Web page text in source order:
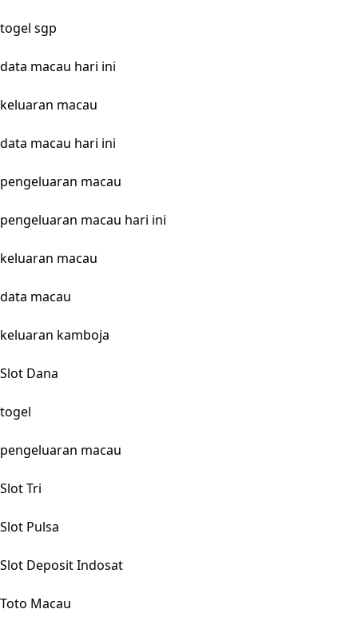
togel sgp
data macau hari ini
keluaran macau
data macau hari ini
pengeluaran macau
pengeluaran macau hari ini
keluaran macau
data macau
keluaran kamboja
Slot Dana
togel
pengeluaran macau
Slot Tri
Slot Pulsa
Slot Deposit Indosat
Toto Macau